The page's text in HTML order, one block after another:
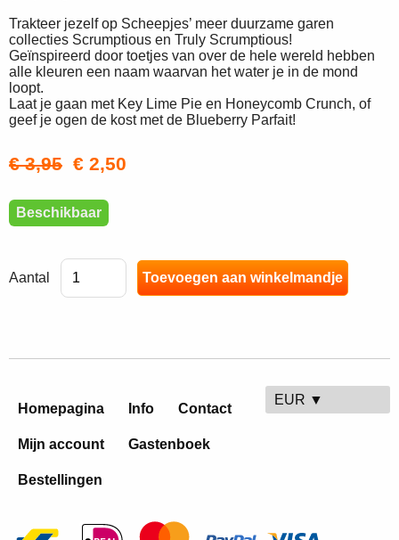
Trakteer jezelf op Scheepjes’ meer duurzame garen
collecties Scrumptious en Truly Scrumptious!
Geïnspireerd door toetjes van over de hele wereld hebben
alle kleuren een naam waarvan het water je in de mond
loopt.
Laat je gaan met Key Lime Pie en Honeycomb Crunch, of
geef je ogen de kost met de Blueberry Parfait!
€ 3,95 € 2,50
Beschikbaar
Aantal
Homepagina Info Contact
Mijn account Gastenboek
Bestellingen
EUR ▼